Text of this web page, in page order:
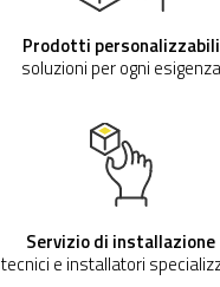
Prodotti personalizzabili
soluzioni per ogni esigenza
Servizio di installazione
tecnici e installatori